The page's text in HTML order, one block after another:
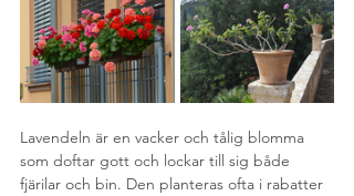
Lavendeln är en vacker och tålig blomma
som doftar gott och lockar till sig både
fjärilar och bin. Den planteras ofta i rabatter